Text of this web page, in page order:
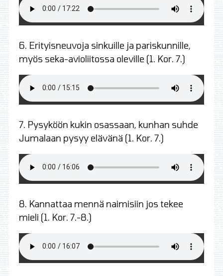
6. Erityisneuvoja sinkuille ja pariskunnille,
myös seka-avioliitossa oleville (1. Kor. 7.)
7. Pysyköön kukin osassaan, kunhan suhde
Jumalaan pysyy elävänä (1. Kor. 7.)
8. Kannattaa mennä naimisiin jos tekee
mieli (1. Kor. 7.-8.)